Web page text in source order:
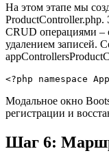
На этом этапе мы
ProductController.php.
CRUD операциями –
удалением записей.
<?php
Модальное окно
регистрации и
Шаг 6: